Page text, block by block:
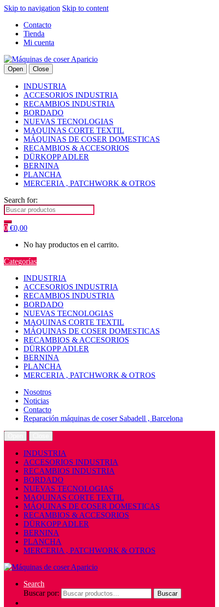
Skip to navigation Skip to content
Contacto
Tienda
Mi cuenta
Open Close
INDUSTRIA
ACCESORIOS INDUSTRIA
RECAMBIOS INDUSTRIA
BORDADO
NUEVAS TECNOLOGIAS
MAQUINAS CORTE TEXTIL
MÁQUINAS DE COSER DOMESTICAS
RECAMBIOS & ACCESORIOS
DÜRKOPP ADLER
BERNINA
PLANCHA
MERCERIA , PATCHWORK & OTROS
Search for:
0 €0,00
No hay productos en el carrito.
Categorías
INDUSTRIA
ACCESORIOS INDUSTRIA
RECAMBIOS INDUSTRIA
BORDADO
NUEVAS TECNOLOGIAS
MAQUINAS CORTE TEXTIL
MÁQUINAS DE COSER DOMESTICAS
RECAMBIOS & ACCESORIOS
DÜRKOPP ADLER
BERNINA
PLANCHA
MERCERIA , PATCHWORK & OTROS
Nosotros
Noticias
Contacto
Reparación máquinas de coser Sabadell , Barcelona
INDUSTRIA
ACCESORIOS INDUSTRIA
RECAMBIOS INDUSTRIA
BORDADO
NUEVAS TECNOLOGIAS
MAQUINAS CORTE TEXTIL
MÁQUINAS DE COSER DOMESTICAS
RECAMBIOS & ACCESORIOS
DÜRKOPP ADLER
BERNINA
PLANCHA
MERCERIA , PATCHWORK & OTROS
Search
Buscar por:
Buscar